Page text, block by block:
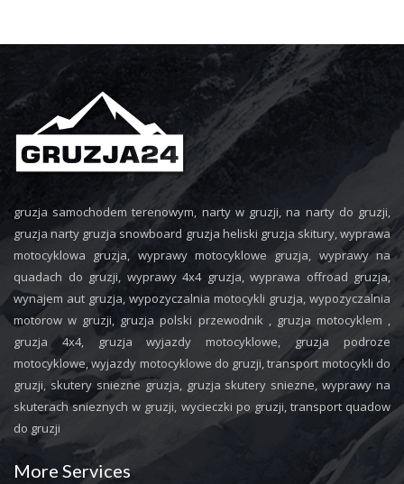
gruzja samochodem terenowym, narty w gruzji, na narty do gruzji,
gruzja narty gruzja snowboard gruzja heliski gruzja skitury, wyprawa
motocyklowa gruzja, wyprawy motocyklowe gruzja, wyprawy na
quadach do gruzji, wyprawy 4x4 gruzja, wyprawa offroad gruzja,
wynajem aut gruzja, wypozyczalnia motocykli gruzja, wypozyczalnia
motorow w gruzji, gruzja polski przewodnik , gruzja motocyklem ,
gruzja 4x4, gruzja wyjazdy motocyklowe, gruzja podroze
motocyklowe, wyjazdy motocyklowe do gruzji, transport motocykli do
gruzji, skutery sniezne gruzja, gruzja skutery sniezne, wyprawy na
skuterach snieznych w gruzji, wycieczki po gruzji, transport quadow
do gruzji
More Services